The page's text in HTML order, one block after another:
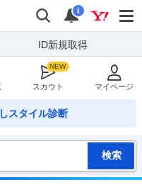
検索
通知
i
ID新規取得
スカウト マイページ
スタイル診断